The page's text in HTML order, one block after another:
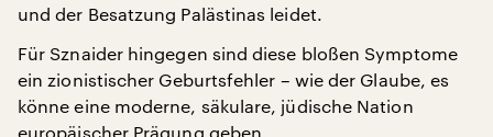
und der Besatzung Palästinas leidet.
Für Sznaider hingegen sind diese bloßen Symptome
ein zionistischer Geburtsfehler – wie der Glaube, es
könne eine moderne, säkulare, jüdische Nation
europäischer Prägung geben.